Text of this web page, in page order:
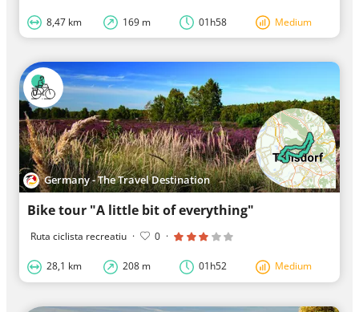
8,47 km 169 m 01h58 Medium
Germany - The Travel Destination
Bike tour "A little bit of everything"
Ruta ciclista recreatiu · 0 ·
28,1 km 208 m 01h52 Medium